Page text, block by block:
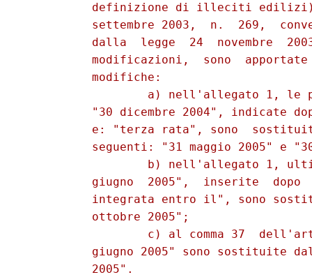
definizione di illeciti
settembre 2003,  n.  269,
dalla  legge  24  novembre
modificazioni,  sono
          modifiche:
a) nell'allegato 1, le
"30 dicembre 2004", indicate
e: "terza rata", sono
seguenti: "31 maggio 2005" e
b) nell'allegato 1,
giugno  2005",  inserite  dopo
integrata entro il", sono
          ottobre 2005";
c) al comma 37
giugno 2005" sono sostituite
          2005".